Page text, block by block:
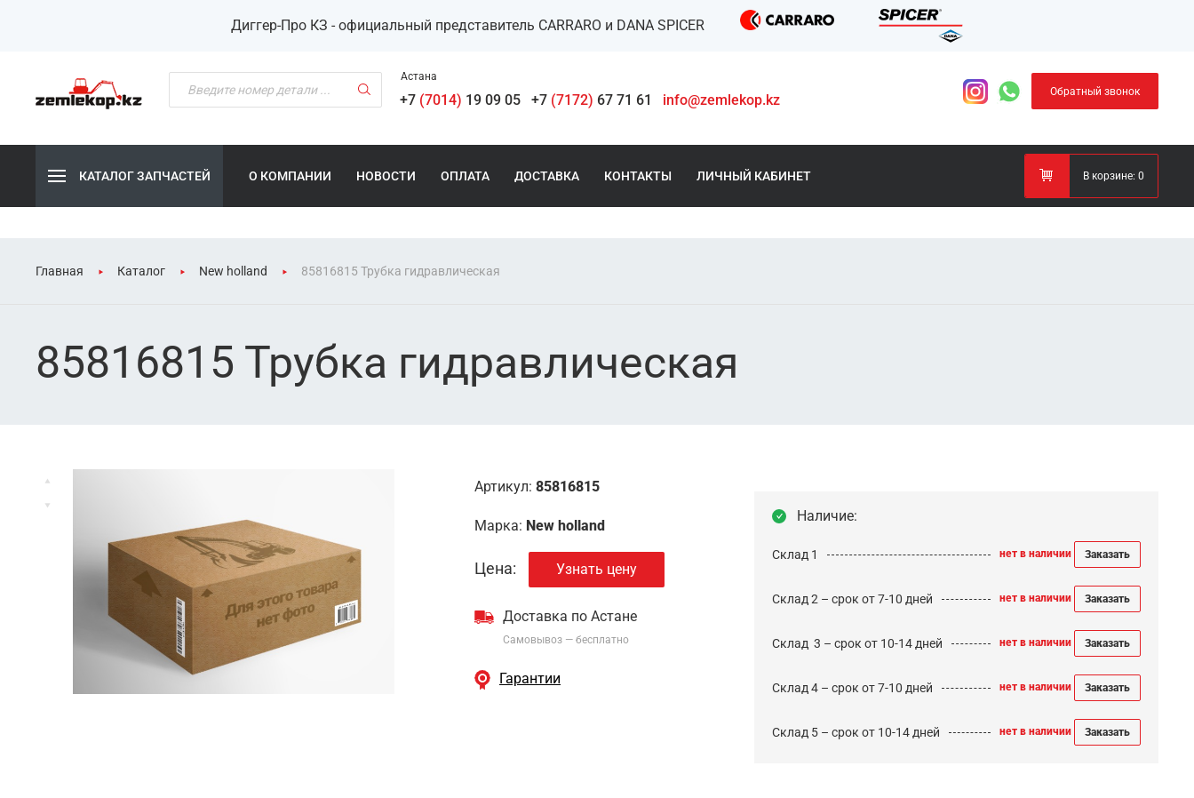
Диггер-Про КЗ - официальный представитель CARRARO и DANA SPICER
Астана
+7 (7014) 19 09 05 +7 (7172) 67 71 61 info@zemlekop.kz Обратный звонок
КАТАЛОГ ЗАПЧАСТЕЙ О КОМПАНИИ НОВОСТИ ОПЛАТА ДОСТАВКА КОНТАКТЫ ЛИЧНЫЙ КАБИНЕТ В корзине: 0
Главная Каталог New holland 85816815 Трубка гидравлическая
85816815 Трубка гидравлическая
Артикул: 85816815
Марка: New holland
Цена: Узнать цену
Доставка по Астане
Самовывоз — бесплатно
Гарантии
Наличие:
Склад 1 нет в наличии Заказать
Склад 2 – срок от 7-10 дней нет в наличии Заказать
Cклад 3 – срок от 10-14 дней нет в наличии Заказать
Склад 4 – срок от 7-10 дней нет в наличии Заказать
Склад 5 – срок от 10-14 дней нет в наличии Заказать